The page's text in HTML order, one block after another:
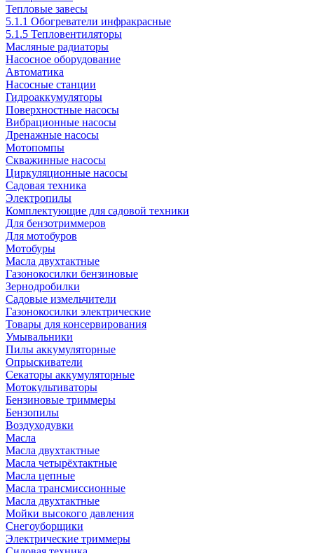
Тепловые завесы
5.1.1 Обогреватели инфракрасные
5.1.5 Тепловентиляторы
Масляные радиаторы
Насосное оборудование
Автоматика
Насосные станции
Гидроаккумуляторы
Поверхностные насосы
Вибрационные насосы
Дренажные насосы
Мотопомпы
Скважинные насосы
Циркуляционные насосы
Садовая техника
Электропилы
Комплектующие для садовой техники
Для бензотриммеров
Для мотобуров
Мотобуры
Масла двухтактные
Газонокосилки бензиновые
Зернодробилки
Садовые измельчители
Газонокосилки электрические
Товары для консервирования
Умывальники
Пилы аккумуляторные
Опрыскиватели
Секаторы аккумуляторные
Мотокультиваторы
Бензиновые триммеры
Бензопилы
Воздуходувки
Масла
Масла двухтактные
Масла четырёхтактные
Масла цепные
Масла трансмиссионные
Масла двухтактные
Мойки высокого давления
Снегоуборщики
Электрические триммеры